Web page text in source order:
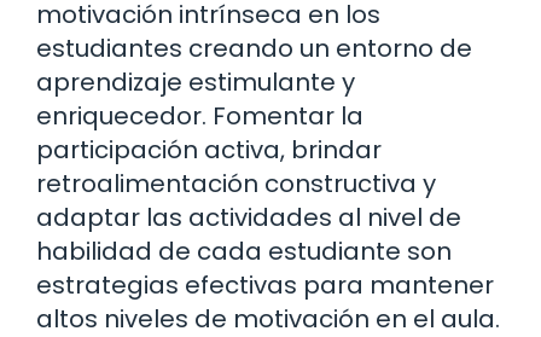
motivación intrínseca en los
estudiantes creando un entorno de
aprendizaje estimulante y
enriquecedor. Fomentar la
participación activa, brindar
retroalimentación constructiva y
adaptar las actividades al nivel de
habilidad de cada estudiante son
estrategias efectivas para mantener
altos niveles de motivación en el aula.